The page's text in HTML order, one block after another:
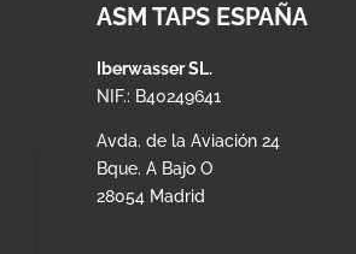
ASM TAPS ESPAÑA
Iberwasser SL.
NIF.: B40249641
Avda. de la Aviación 24
Bque. A Bajo O
28054 Madrid